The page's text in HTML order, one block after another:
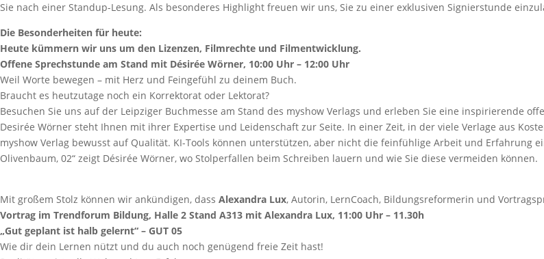
Sie nach einer Standup-Lesung. Als besonderes Highlight freuen wir uns, Sie zu einer exklusiven Signierstunde
Die Besonderheiten für heute:
Heute kümmern wir uns um den Lizenzen, Filmrechte und Filmentwicklung.
Offene Sprechstunde am Stand mit Désirée Wörner, 10:00 Uhr – 12:00 Uhr
Weil Worte bewegen – mit Herz und Feingefühl zu deinem Buch.
Braucht es heutzutage noch ein Korrektorat oder Lektorat?
Besuchen Sie uns auf der Leipziger Buchmesse am Stand des myshow Verlags und erleben Sie eine inspirierende
Desirée Wörner steht Ihnen mit ihrer Expertise und Leidenschaft zur Seite. In einer Zeit, in der viele Verlage aus
myshow Verlag bewusst auf Qualität. KI-Tools können unterstützen, aber nicht die feinfühlige Arbeit und Erfahrung
Olivenbaum, 02“ zeigt Désirée Wörner, wo Stolperfallen beim Schreiben lauern und wie Sie diese vermeiden können.
Mit großem Stolz können wir ankündigen, dass Alexandra Lux, Autorin, LernCoach, Bildungsreformerin und
Vortrag im Trendforum Bildung, Halle 2 Stand A313 mit Alexandra Lux, 11:00 Uhr – 11.30h
„Gut geplant ist halb gelernt“ – GUT 05
Wie dir dein Lernen nützt und du auch noch genügend freie Zeit hast!